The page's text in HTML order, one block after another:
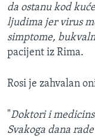
da ostanu kod
ljudima jer virus
simptome,
pacijent iz Rima.
Rosi je zahvalan
"Doktori i
Svakoga dana